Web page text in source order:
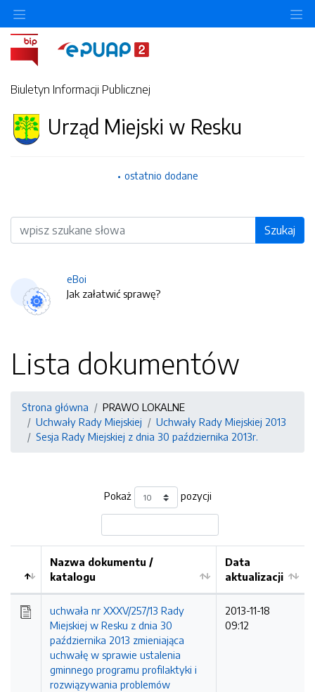
Biuletyn Informacji Publicznej
Urząd Miejski w Resku
ostatnio dodane
Wyszukiwarka Szukaj
eBoi
Jak załatwić sprawę?
Lista dokumentów
Strona główna
PRAWO LOKALNE
Uchwały Rady Miejskiej
Uchwały Rady Miejskiej 2013
Sesja Rady Miejskiej z dnia 30 października 2013r.
Pokaż pozycji
Nazwa dokumentu /
katalogu
Data
aktualizacji
uchwała nr XXXV/257/13 Rady
Miejskiej w Resku z dnia 30
października 2013 zmieniająca
uchwałę w sprawie ustalenia
gminnego programu profilaktyki i
rozwiązywania problemów
2013-11-18
09:12